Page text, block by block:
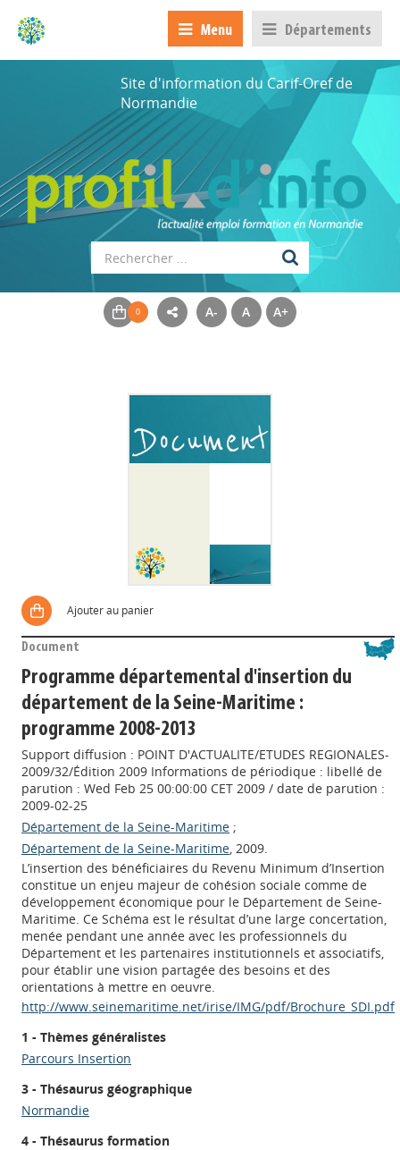
Menu Départements
Site d'information du Carif-Oref de
Normandie
A- A A+
Ajouter au panier
Document
Programme départemental d'insertion du
département de la Seine-Maritime :
programme 2008-2013
Support diffusion : POINT D'ACTUALITE/ETUDES REGIONALES-
2009/32/Édition 2009 Informations de périodique : libellé de
parution : Wed Feb 25 00:00:00 CET 2009 / date de parution :
2009-02-25
Département de la Seine-Maritime ;
Département de la Seine-Maritime, 2009.
L’insertion des bénéficiaires du Revenu Minimum d’Insertion
constitue un enjeu majeur de cohésion sociale comme de
développement économique pour le Département de Seine-
Maritime. Ce Schéma est le résultat d’une large concertation,
menée pendant une année avec les professionnels du
Département et les partenaires institutionnels et associatifs,
pour établir une vision partagée des besoins et des
orientations à mettre en oeuvre.
http://www.seinemaritime.net/irise/IMG/pdf/Brochure_SDI.pdf
1 - Thèmes généralistes
Parcours Insertion
3 - Thésaurus géographique
Normandie
4 - Thésaurus formation